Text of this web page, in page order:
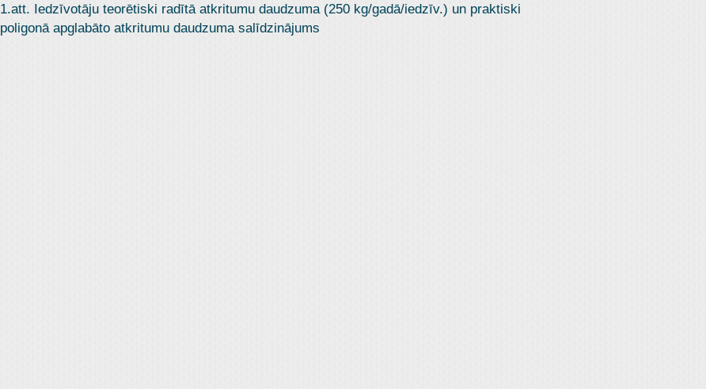
1.att. Iedzīvotāju teorētiski radītā atkritumu daudzuma (250 kg/gadā/iedzīv.) un praktiski
poligonā apglabāto atkritumu daudzuma salīdzinājums